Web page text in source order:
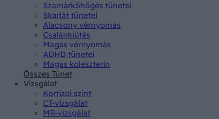
Szamárköhögés tünetei
Skarlát tünetei
Alacsony vérnyomás
Csalánkiütés
Magas vérnyomás
ADHD tünetei
Magas koleszterin
Összes Tünet
Vizsgálat
Kortizol szint
CT-vizsgálat
MR-vizsgálat